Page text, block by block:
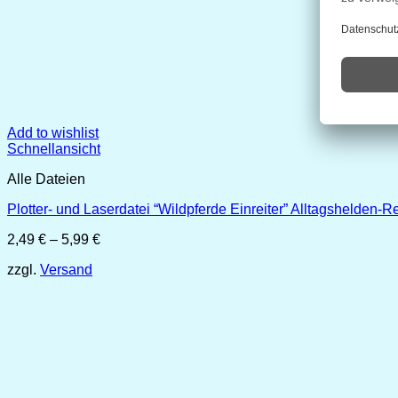
Add to wishlist
Schnellansicht
Alle Dateien
Plotter- und Laserdatei “Wildpferde Einreiter” Alltagshelden-
2,49 € – 5,99 €Preisspanne:
zzgl. Versand